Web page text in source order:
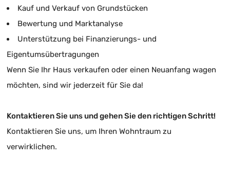
Kauf und Verkauf von Grundstücken
Bewertung und Marktanalyse
Unterstützung bei Finanzierungs- und
Eigentumsübertragungen
Wenn Sie Ihr Haus verkaufen oder einen Neuanfang wagen
möchten, sind wir jederzeit für Sie da!
Kontaktieren Sie uns und gehen Sie den richtigen Schritt!
Kontaktieren Sie uns, um Ihren Wohntraum zu
verwirklichen.